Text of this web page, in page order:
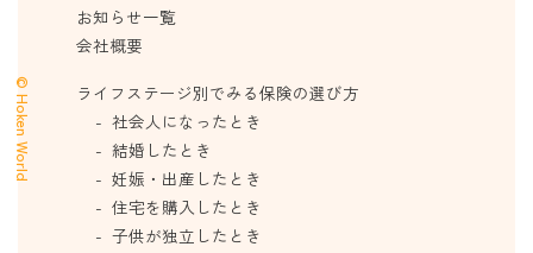
お知らせ一覧
会社概要
ライフステージ別でみる保険の選び方
社会人になったとき
結婚したとき
妊娠・出産したとき
住宅を購入したとき
子供が独立したとき
© Hoken World